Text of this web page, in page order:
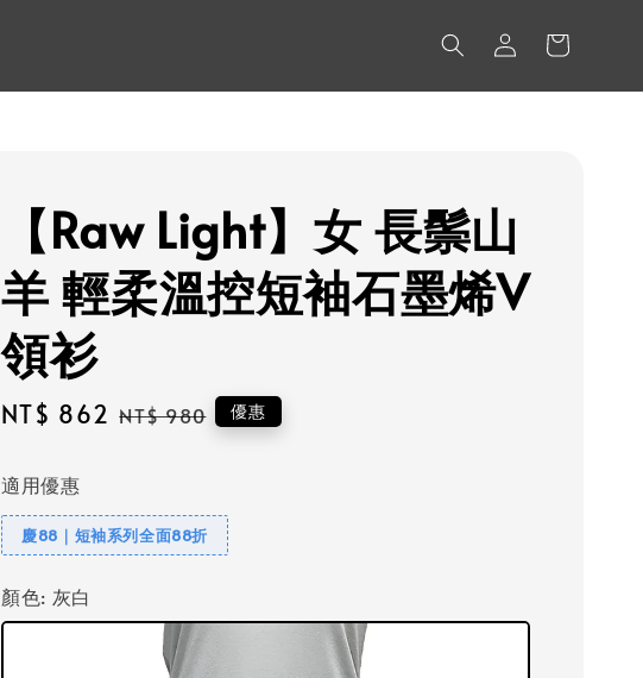
【Raw Light】女 長鬃山
羊 輕柔溫控短袖石墨烯V
領衫
Sale
NT$ 862 Regular
NT$ 980 優惠
適用優惠
慶88｜短袖系列全面88折
顏色: 灰白